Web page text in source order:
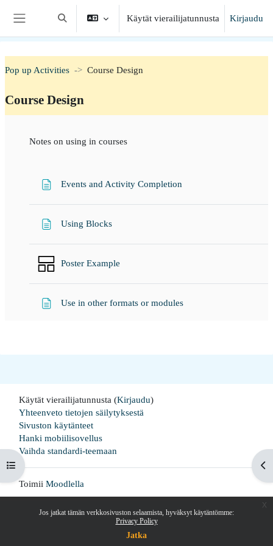
Jos jatkat tämän verkkosivuston selaamista, hyväksyt käytäntömme:
Privacy Policy
Jatka
Vaihda hakusyöttöä
Käytät vierailijatunnusta Kirjaudu
Avaa kurssisisältö
Pop up Activities Course Design
Course Design
Notes on using in courses
Events and Activity Completion
Using BlocksSivu
Poster Example
Use in other formats or modulesSivu
Käytät vierailijatunnusta (Kirjaudu)
Yhteenveto tietojen säilytyksestä
Sivuston käytänteet
Hanki mobiilisovellus
Vaihda standardi-teemaan
Toimii Moodlella